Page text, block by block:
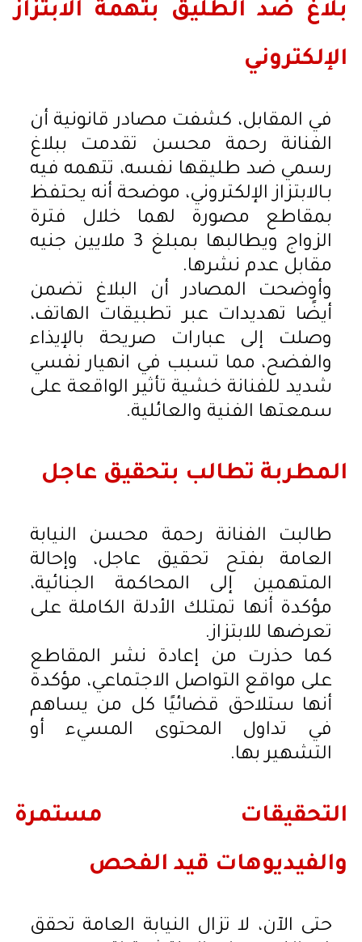
بلاغ ضد الطليق بتهمة الابتزاز
الإلكتروني
في المقابل، كشفت مصادر قانونية أن
الفنانة رحمة محسن تقدمت ببلاغ
رسمي ضد طليقها نفسه، تتهمه فيه
بـالابتزاز الإلكتروني، موضحة أنه يحتفظ
بمقاطع مصورة لهما خلال فترة
الزواج ويطالبها بمبلغ 3 ملايين جنيه
مقابل عدم نشرها.
وأوضحت المصادر أن البلاغ تضمن
أيضًا تهديدات عبر تطبيقات الهاتف،
وصلت إلى عبارات صريحة بالإيذاء
والفضح، مما تسبب في انهيار نفسي
شديد للفنانة خشية تأثير الواقعة على
سمعتها الفنية والعائلية.
المطربة تطالب بتحقيق عاجل
طالبت الفنانة رحمة محسن النيابة
العامة بفتح تحقيق عاجل، وإحالة
المتهمين إلى المحاكمة الجنائية،
مؤكدة أنها تمتلك الأدلة الكاملة على
تعرضها للابتزاز.
كما حذرت من إعادة نشر المقاطع
على مواقع التواصل الاجتماعي، مؤكدة
أنها ستلاحق قضائيًا كل من يساهم
في تداول المحتوى المسيء أو
التشهير بها.
التحقيقات مستمرة
والفيديوهات قيد الفحص
حتى الآن، لا تزال النيابة العامة تحقق